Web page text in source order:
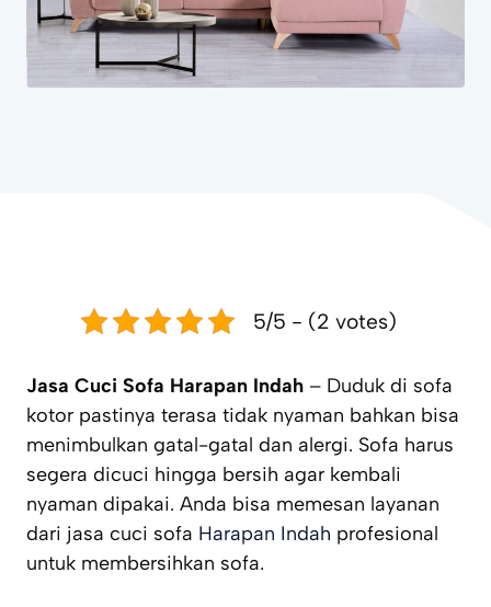
5/5 - (2 votes)
Jasa Cuci Sofa Harapan Indah – Duduk di sofa
kotor pastinya terasa tidak nyaman bahkan bisa
menimbulkan gatal-gatal dan alergi. Sofa harus
segera dicuci hingga bersih agar kembali
nyaman dipakai. Anda bisa memesan layanan
dari jasa cuci sofa Harapan Indah profesional
untuk membersihkan sofa.